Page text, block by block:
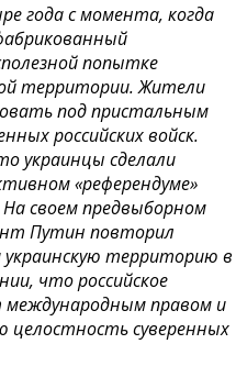
года с момента, когда
попытке
территории. Жители
под пристальным
российских войск.
украинцы сделали
«референдуме»
своем предвыборном
Путин повторил
территорию в
что российское
международным правом и
суверенных